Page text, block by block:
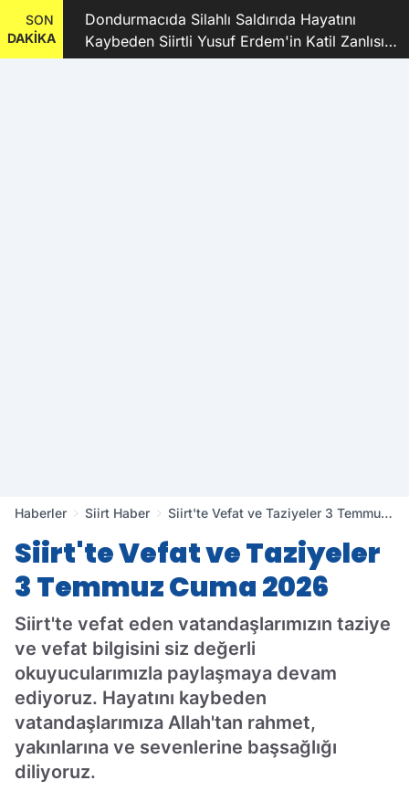
SON
DAKİKA
Dondurmacıda Silahlı Saldırıda Hayatını
Kaybeden Siirtli Yusuf Erdem'in Katil Zanlısı
ve 9 Şüpheli Tutuklandı
Haberler Siirt Haber
Siirt'te Vefat ve Taziyeler 3 Temmuz
Siirt'te Vefat ve Taziyeler
3 Temmuz Cuma 2026
Siirt'te vefat eden vatandaşlarımızın taziye
ve vefat bilgisini siz değerli
okuyucularımızla paylaşmaya devam
ediyoruz. Hayatını kaybeden
vatandaşlarımıza Allah'tan rahmet,
yakınlarına ve sevenlerine başsağlığı
diliyoruz.